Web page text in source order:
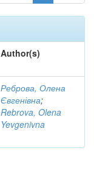
Author(s)
Реброва, Олена
Євгенівна;
Rebrova, Olena
Yevgenivna